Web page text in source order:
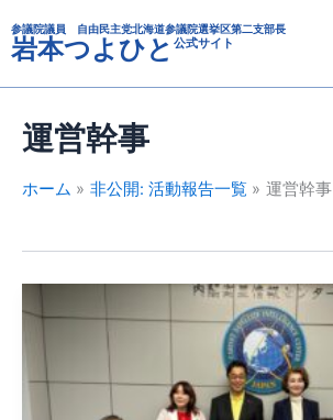
容
を
ス
参議院議員 自由民主党北海道参議院選挙区第二支部長
岩本つよひと 公式サイト
運営幹事
ホーム 非公開: 活動報告一覧 運営幹事
議
報
テ
ゴ